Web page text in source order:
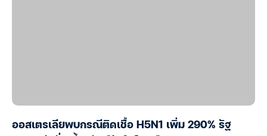
ออสเตรเลียพบกรณีติดเชื้อ H5N1 เพิ่ม 290% รัฐ